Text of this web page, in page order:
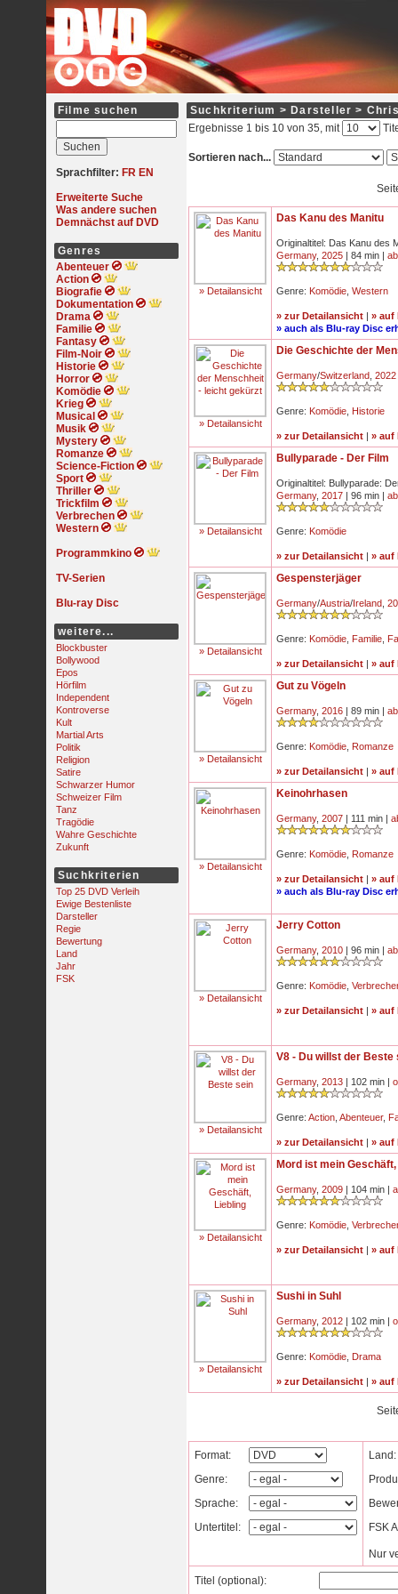
Filme suchen
Sprachfilter: FR EN
Erweiterte Suche
Was andere suchen
Demnächst auf DVD
Genres
Abenteuer
Action
Biografie
Dokumentation
Drama
Familie
Fantasy
Film-Noir
Historie
Horror
Komödie
Krieg
Musical
Musik
Mystery
Romanze
Science-Fiction
Sport
Thriller
Trickfilm
Verbrechen
Western
Programmkino
TV-Serien
Blu-ray Disc
weitere...
Blockbuster
Bollywood
Epos
Hörfilm
Independent
Kontroverse
Kult
Martial Arts
Politik
Religion
Satire
Schwarzer Humor
Schweizer Film
Tanz
Tragödie
Wahre Geschichte
Zukunft
Suchkriterien
Top 25 DVD Verleih
Ewige Bestenliste
Darsteller
Regie
Bewertung
Land
Jahr
FSK
Suchkriterium > Darsteller >
Ergebnisse 1 bis 10 von 35, mit
Sortieren nach...
» Detailansicht
Das Kanu des Manitu
Originaltitel: Das Kanu des
Germany, 2025 | 84 min |
Genre: Komödie Western
» zur Detailansicht | » auf
» auch als Blu-ray Disc
» Detailansicht
Die Geschichte der
Germany/Switzerland 2022
Genre: Komödie Historie
» zur Detailansicht | » auf
» Detailansicht
Bullyparade - Der Film
Originaltitel: Bullyparade:
Germany, 2017 | 96 min |
Genre: Komödie
» zur Detailansicht | » auf
» Detailansicht
Gespensterjäger
Germany/Austria/Ireland
Genre: Komödie Familie
» zur Detailansicht | » auf
» Detailansicht
Gut zu Vögeln
Germany, 2016 | 89 min |
Genre: Komödie Romanze
» zur Detailansicht | » auf
» Detailansicht
Keinohrhasen
Germany, 2007 | 111 min |
Genre: Komödie Romanze
» zur Detailansicht | » auf
» auch als Blu-ray Disc
» Detailansicht
Jerry Cotton
Germany, 2010 | 96 min |
Genre: Komödie
» zur Detailansicht | » auf
» Detailansicht
V8 - Du willst der Beste
Germany, 2013 | 102 min |
Genre: Action Abenteuer,
» zur Detailansicht | » auf
» Detailansicht
Mord ist mein
Germany, 2009 | 104 min |
Genre: Komödie
» zur Detailansicht | » auf
» Detailansicht
Sushi in Suhl
Germany, 2012 | 102 min |
Genre: Komödie Drama
» zur Detailansicht | » auf
Format:
Genre:
Sprache:
Untertitel:
Land:
FSK
Nur
Titel (optional):